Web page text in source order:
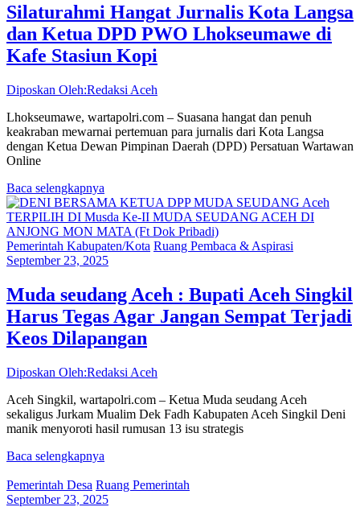
Silaturahmi Hangat Jurnalis Kota Langsa
dan Ketua DPD PWO Lhokseumawe di
Kafe Stasiun Kopi
Diposkan Oleh:Redaksi Aceh
Lhokseumawe, wartapolri.com – Suasana hangat dan penuh
keakraban mewarnai pertemuan para jurnalis dari Kota Langsa
dengan Ketua Dewan Pimpinan Daerah (DPD) Persatuan Wartawan
Online
Baca selengkapnya
Pemerintah Kabupaten/Kota Ruang Pembaca & Aspirasi
September 23, 2025
Muda seudang Aceh : Bupati Aceh Singkil
Harus Tegas Agar Jangan Sempat Terjadi
Keos Dilapangan
Diposkan Oleh:Redaksi Aceh
Aceh Singkil, wartapolri.com – Ketua Muda seudang Aceh
sekaligus Jurkam Mualim Dek Fadh Kabupaten Aceh Singkil Deni
manik menyoroti hasil rumusan 13 isu strategis
Baca selengkapnya
Pemerintah Desa Ruang Pemerintah
September 23, 2025